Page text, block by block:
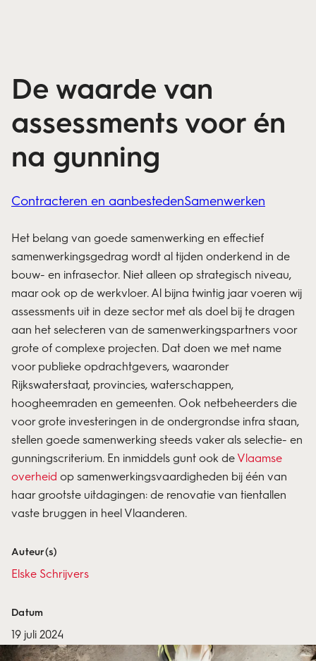
De waarde van
assessments voor én
na gunning
Contracteren en aanbestedenSamenwerken
Het belang van goedesamenwerking en effectief
samenwerkingsgedrag wordt al tijden onderkend in de
bouw- en infrasector. Niet alleen op strategisch niveau,
maar ook op de werkvloer. Al bijna twintig jaar voeren wij
assessments uit in deze sector met als doel bij te dragen
aan het selecteren van de samenwerkingspartners voor
grote of complexe projecten. Dat doen we met name
voor publieke opdrachtgevers, waaronder
Rijkswaterstaat, provincies, waterschappen,
hoogheemraden en gemeenten. Ook netbeheerders die
voor grote investeringen in de ondergrondse infra staan,
stellen goede samenwerking steeds vaker als selectie- en
gunningscriterium. En inmiddels gunt ook deVlaamse
overheid op samenwerkingsvaardigheden bij één van
haar grootste uitdagingen: de renovatie van tientallen
vaste bruggen in heel Vlaanderen.
Auteur(s)
Elske Schrijvers
Datum
19 juli 2024